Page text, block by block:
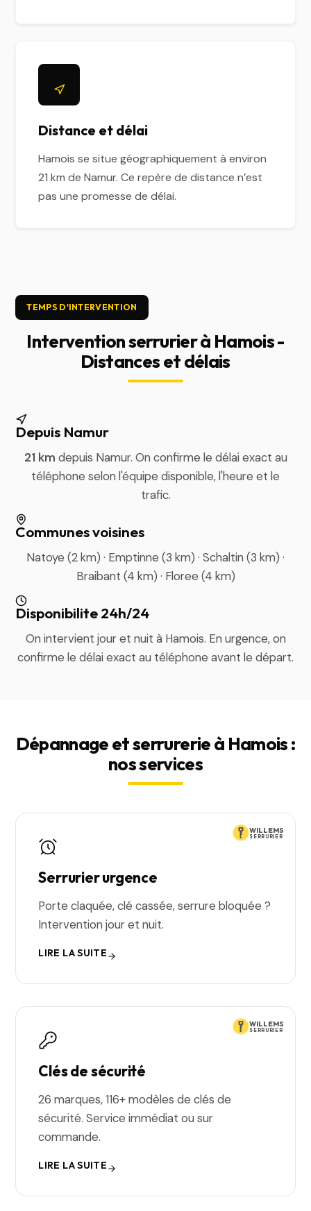
Distance et délai
Hamois se situe géographiquement à environ
21 km de Namur. Ce repère de distance n’est
pas une promesse de délai.
TEMPS D'INTERVENTION
Intervention serrurier à Hamois -
Distances et délais
Depuis Namur
21 km depuis Namur. On confirme le délai exact au
téléphone selon l'équipe disponible, l'heure et le
trafic.
Communes voisines
Natoye (2 km) · Emptinne (3 km) · Schaltin (3 km) ·
Braibant (4 km) · Floree (4 km)
Disponibilite 24h/24
On intervient jour et nuit à Hamois. En urgence, on
confirme le délai exact au téléphone avant le départ.
Dépannage et serrurerie à Hamois :
nos services
WILLEMS
SERRURIER
Serrurier urgence
Porte claquée, clé cassée, serrure bloquée ?
Intervention jour et nuit.
LIRE LA SUITE
WILLEMS
SERRURIER
Clés de sécurité
26 marques, 116+ modèles de clés de
sécurité. Service immédiat ou sur
commande.
LIRE LA SUITE